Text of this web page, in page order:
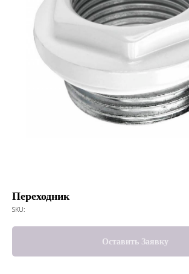
Переходник
SKU:
Оставить Заявку